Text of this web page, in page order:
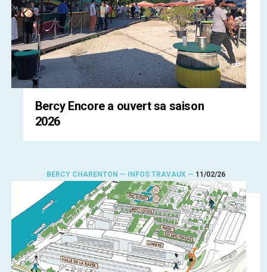
Bercy Encore a ouvert sa saison
2026
BERCY CHARENTON — INFOS TRAVAUX — 11/02/26